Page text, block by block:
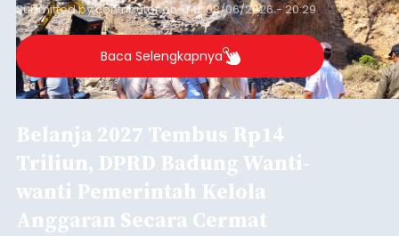
Submitted bycontributoronThu, 08/06/2026 - 20:29
Baca Selengkapnya
Belanja 2027 Tembus Rp14
Triliun, DPRD Badung Wanti-
wanti Pemerintah Kelola
Anggaran Secara Cermat